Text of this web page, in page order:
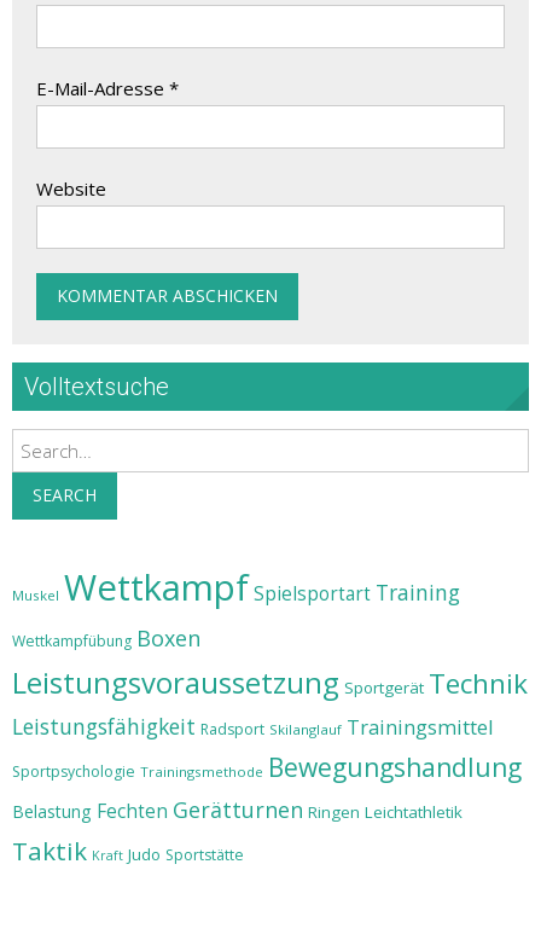
E-Mail-Adresse *
Website
Volltextsuche
Search
SEARCH
Muskel WettkampfSpielsportart Training
Wettkampfübung Boxen
Leistungsvoraussetzung Sportgerät Technik
Leistungsfähigkeit Radsport Skilanglauf Trainingsmittel
Sportpsychologie Trainingsmethode Bewegungshandlung
Belastung Fechten Gerätturnen Ringen Leichtathletik
Taktik Kraft Judo Sportstätte